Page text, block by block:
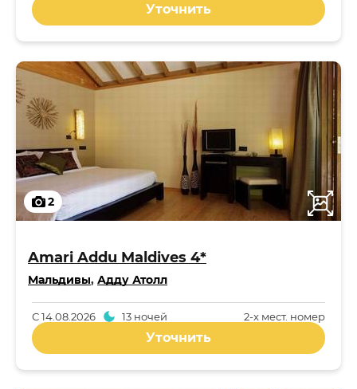
Уточнить
2
Amari Addu Maldives 4*
Мальдивы, Адду Атолл
2-x мест. номер
С14.08.2026 13 ночей
Уточнить